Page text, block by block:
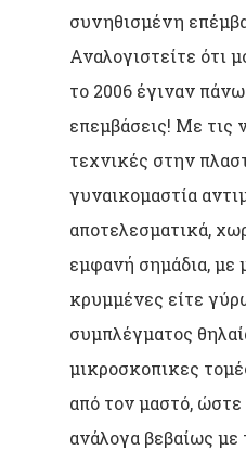
συνηθισμένη
Αναλογιστείτε ότι
το 2006 έγιναν
επεμβάσεις! Με τις
τεχνικές στην
γυναικομαστία
αποτελεσματικά,
εμφανή σημάδια, με
κρυμμένες είτε
συμπλέγματος
μικροσκοπικες
από τον μαστό,
ανάλογα βεβαίως με